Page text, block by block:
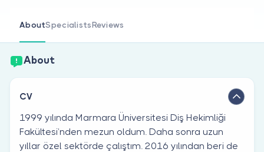
Are you a doctor?
AboutSpecialistsReviews
About
CV
1999 yılında Marmara Üniversitesi Diş Hekimliği
Fakültesi’nden mezun oldum. Daha sonra uzun
yıllar özel sektörde çalıştım. 2016 yılından beri de